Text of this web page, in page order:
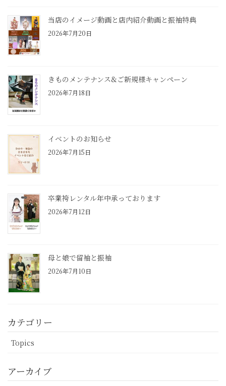
当店のイメージ動画と店内紹介動画と振袖特典
2026年7月20日
きものメンテナンス&ご新規様キャンペーン
2026年7月18日
イベントのお知らせ
2026年7月15日
卒業袴レンタル年中承っております
2026年7月12日
母と娘で留袖と振袖
2026年7月10日
カテゴリー
Topics
アーカイブ